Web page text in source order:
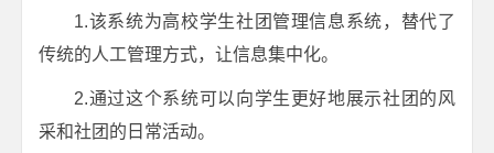
1.该系统为高校学生社团管理信息系统，替代了
传统的人工管理方式，让信息集中化。
2.通过这个系统可以向学生更好地展示社团的风
采和社团的日常活动。